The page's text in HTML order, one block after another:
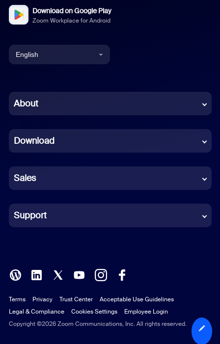
Download on Google Play
Zoom Workplace for Android
English
Chinese (Simplified)
French
German
Indonesian
Italian
Polish
Portuguese (Brazil)
Russian
About
Download
Sales
Support
Copyright ©2026 Zoom Communications, Inc. All rights reserved.
Terms Privacy Trust Center
Acceptable Use Guidelines
Legal & Compliance
Cookies Settings Employee Login